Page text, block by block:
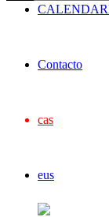
Contacto
cas
eus